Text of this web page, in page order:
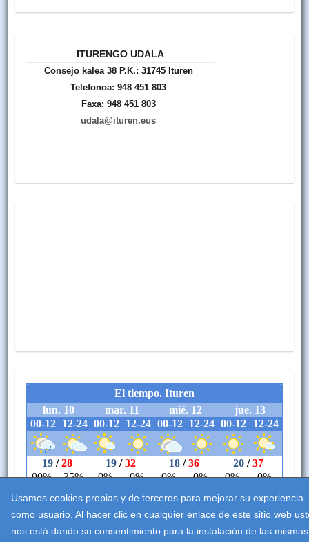
Usamos cookies propias y de terceros para mejorar su experiencia
como usuario. Al hacer clic en cualquier enlace de este sitio web
nos está dando su consentimiento para la instalación de las mismas
ITURENGO UDALA
Consejo kalea 38 P.K.: 31745 Ituren
Telefonoa: 948 451 803
Faxa: 948 451 803
udala@ituren.eus